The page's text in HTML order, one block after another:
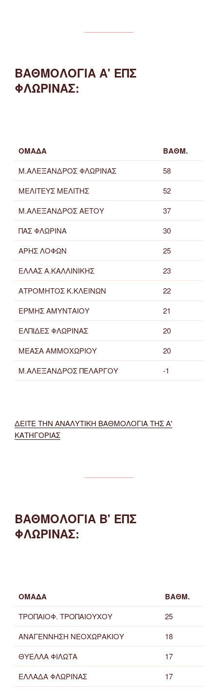
ΒΑΘΜΟΛΟΓΙΑ Α' ΕΠΣ
ΦΛΩΡΙΝΑΣ:
ΟΜΑΔΑ ΒΑΘΜ.
Μ.ΑΛΕΞΑΝΔΡΟΣ ΦΛΩΡΙΝΑΣ
58
ΜΕΛΙΤΕΥΣ ΜΕΛΙΤΗΣ
52
Μ.ΑΛΕΞΑΝΔΡΟΣ ΑΕΤΟΥ
37
ΠΑΣ ΦΛΩΡΙΝΑ
30
ΑΡΗΣ ΛΟΦΩΝ
25
ΕΛΛΑΣ Α.ΚΑΛΛΙΝΙΚΗΣ
23
ΑΤΡΟΜΗΤΟΣ Κ.ΚΛΕΙΝΩΝ
22
ΕΡΜΗΣ ΑΜΥΝΤΑΙΟΥ
21
ΕΛΠΙΔΕΣ ΦΛΩΡΙΝΑΣ
20
ΜΕΑΣΑ ΑΜΜΟΧΩΡΙΟΥ
20
Μ.ΑΛΕΞΑΝΔΡΟΣ ΠΕΛΑΡΓΟΥ
-1
ΔΕΙΤΕ ΤΗΝ ΑΝΑΛΥΤΙΚΗ ΒΑΘΜΟΛΟΓΙΑ ΤΗΣ Α'
ΚΑΤΗΓΟΡΙΑΣ
ΒΑΘΜΟΛΟΓΙΑ Β' ΕΠΣ
ΦΛΩΡΙΝΑΣ:
ΟΜΑΔΑ ΒΑΘΜ.
ΤΡΟΠΑΙΟΦ. ΤΡΟΠΑΙΟΥΧΟΥ
25
ΑΝΑΓΕΝΝΗΣΗ ΝΕΟΧΩΡΑΚΙΟΥ
18
ΘΥΕΛΛΑ ΦΙΛΩΤΑ
17
ΕΛΛΑΔΑ ΦΛΩΡΙΝΑΣ
17